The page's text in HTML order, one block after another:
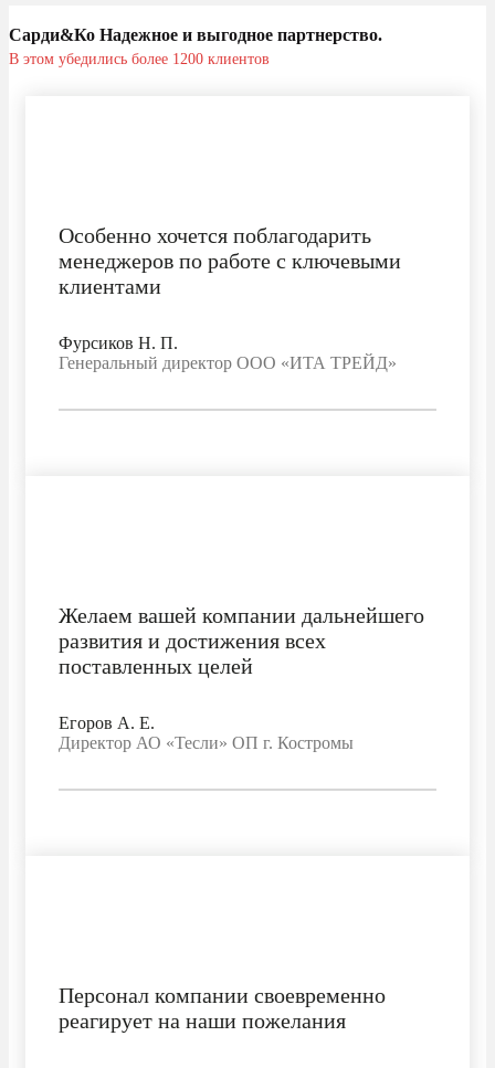
Сарди&Ко Надежное и выгодное партнерство.
В этом убедились более 1200 клиентов
Особенно хочется поблагодарить
менеджеров по работе с ключевыми
клиентами
Фурсиков Н. П.
Генеральный директор ООО «ИТА ТРЕЙД»
Желаем вашей компании дальнейшего
развития и достижения всех
поставленных целей
Егоров A. E.
Директор АО «Тесли» ОП г. Костромы
Персонал компании своевременно
реагирует на наши пожелания